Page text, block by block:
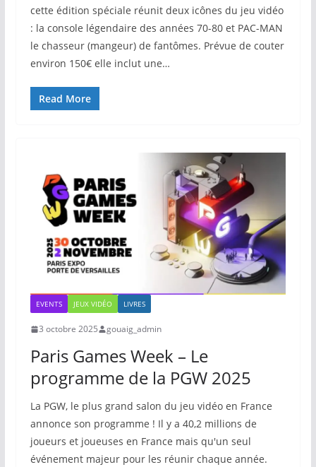
cette édition spéciale réunit deux icônes du jeu vidéo
: la console légendaire des années 70-80 et PAC-MAN
le chasseur (mangeur) de fantômes. Prévue de couter
environ 150€ elle inclut une…
Read More
EVENTS JEUX VIDÉO LIVRES
3 octobre 2025 gouaig_admin
Paris Games Week – Le
programme de la PGW 2025
La PGW, le plus grand salon du jeu vidéo en France
annonce son programme ! Il y a 40,2 millions de
joueurs et joueuses en France mais qu'un seul
événement majeur pour les réunir chaque année.